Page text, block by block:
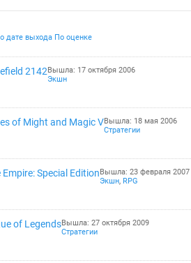
дате выхода По оценке
2142Вышла: 17 октября 2006
Экшн
of Might and Magic VВышла: 18 мая 2006
Стратегии
Special EditionВышла: 23 февраля 2007
Экшн, RPG
of LegendsВышла: 27 октября 2009
Стратегии